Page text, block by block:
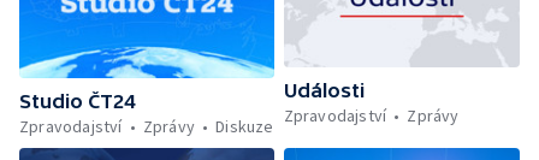
Studio ČT24
Zpravodajství
Zprávy Diskuze
Události
Zpravodajství
Zprávy